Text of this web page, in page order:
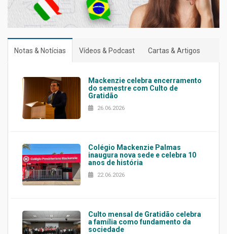
Notas & Notícias Vídeos & Podcast Cartas & Artigos
Mackenzie celebra encerramento
do semestre com Culto de
Gratidão
26.06.2026
Colégio Mackenzie Palmas
inaugura nova sede e celebra 10
anos de história
22.06.2026
Culto mensal de Gratidão celebra
a família como fundamento da
sociedade